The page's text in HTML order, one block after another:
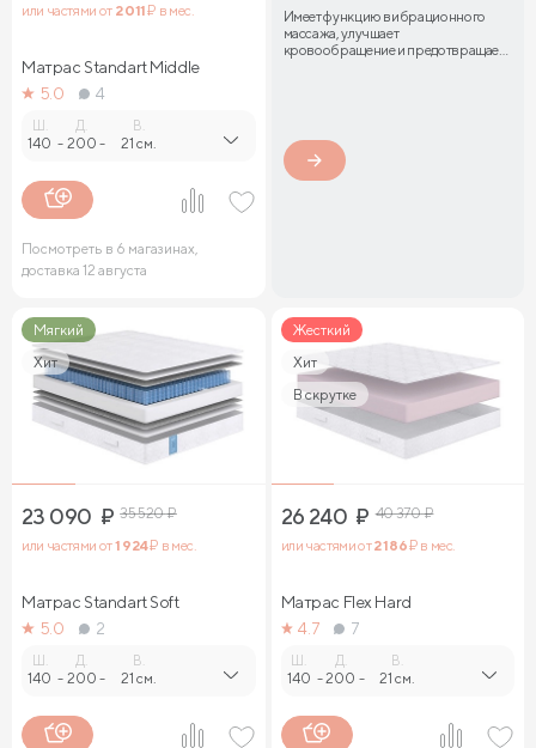
или частями от 2 011₽ в мес.
Матрас Standart Middle
5.0
4
140 -
Д.
200 -
В.
21 см.
Посмотреть в 6 магазинах,
доставка 12 августа
Имеет функцию вибрационного
массажа, улучшает
кровообращение и предотвращает
Мягкий
Хит
23 090 ₽ 35 520₽
или частями от1 924₽ в мес.
Матрас Standart Soft
5.0
2
140 -
Д.
200 -
В.
21 см.
Жесткий
Хит
В скрутке
26 240 ₽ 40 370₽
или частями от2 186₽ в мес.
Матрас Flex Hard
4.7
7
140 -
Д.
200 -
В.
21 см.